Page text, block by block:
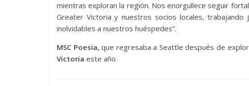
mientras exploran la región. Nos enorgullece seguir
Greater Victoria y nuestros socios locales,
inolvidables a nuestros huéspedes”.
MSC Poesia, que regresaba a Seattle después de
Victoria este año.